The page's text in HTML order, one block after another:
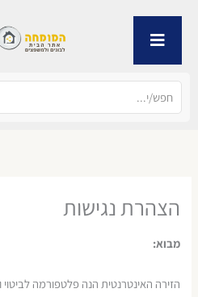
הצהרת נגישות
מבוא:
הזירה האינטרנטית הנה פלטפורמה